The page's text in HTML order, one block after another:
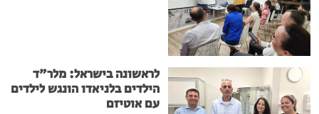
לראשונה בישראל: מלר"ד
הילדים בלניאדו הונגש לילדים
עם אוטיזם